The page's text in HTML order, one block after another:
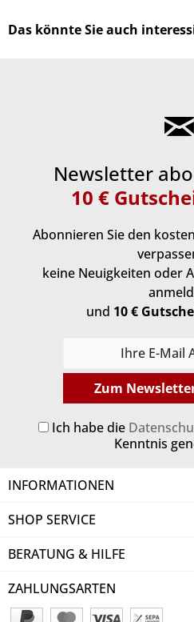
Das könnte Sie auch
Newsletter
10 €
Abonnieren Sie den
keine Neuigkeiten oder
und 10 €
Zum
Ich habe die
Kenntnis
INFORMATIONEN
SHOP SERVICE
BERATUNG & HILFE
ZAHLUNGSARTEN